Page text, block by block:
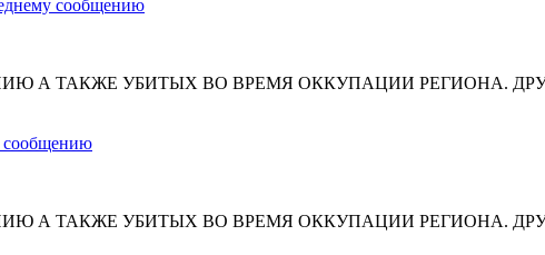
А ТАКЖЕ УБИТЫХ ВО ВРЕМЯ ОККУПАЦИИ РЕГИОНА.
А ТАКЖЕ УБИТЫХ ВО ВРЕМЯ ОККУПАЦИИ РЕГИОНА.